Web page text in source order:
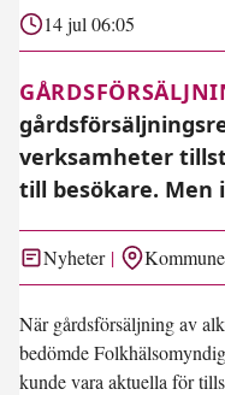
14 jul 06:05
verksamheter
till besökare. Men
Nyheter
När gårdsförsäljning av
bedömde
kunde vara aktuella för